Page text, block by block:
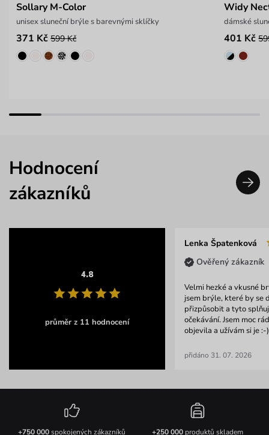
Sollary M-Color
unisex sluneční brýle s barevnými sklíčky
371 Kč 599 Kč
Widy
dámské
401 Kč
Hodnocení
zákazníků
4.8
průměr z 11 hodnocení
Lenka Špatenková
Ověřený zákazník
Velmi hezké a vkusné
jsem brýle, které by se
přizpůsobit a tyto
očekávání. Jsem moc
objevila a užívám si je :-)
přidáno 31. 07. 2026
+750 000spokojených zákazníků +250 000produktů skladem